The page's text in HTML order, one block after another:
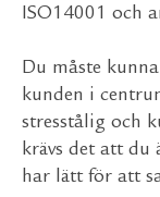
ISO14001 och
Du måste
kunden i
stresstålig och
krävs det att du
har lätt för att